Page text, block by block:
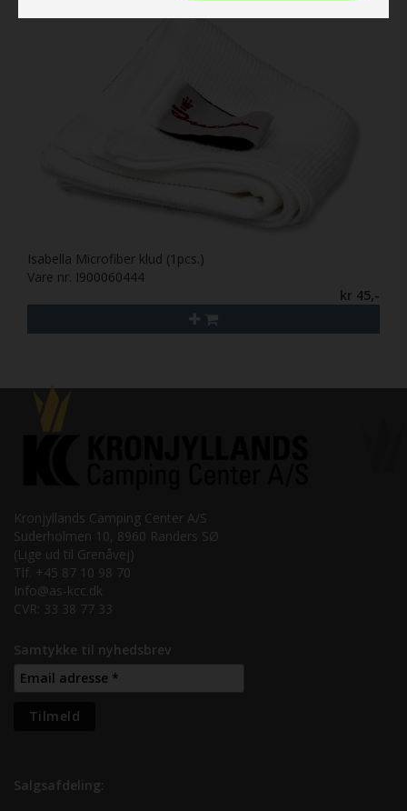
Isabella Microfiber klud (1pcs.)
Vare nr. I900060444
kr 45,-
Kronjyllands Camping Center A/S
Suderholmen 10, 8960 Randers SØ
(Lige ud til Grenåvej)
Tlf. +45 87 10 98 70
Info@as-kcc.dk
CVR: 33 38 77 33
Samtykke til nyhedsbrev
Salgsafdeling: